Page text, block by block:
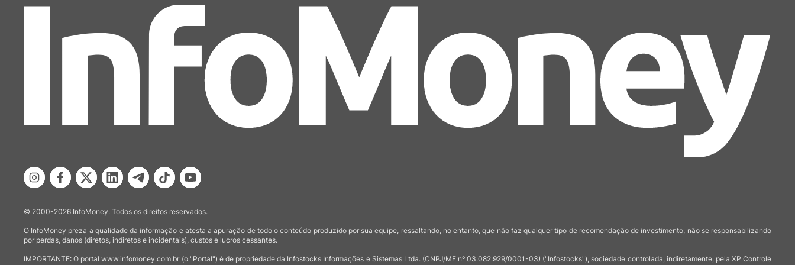
© 2000-2026 InfoMoney. Todos os direitos reservados.
O InfoMoney preza a qualidade da informação e atesta a apuração de todo o conteúdo produzido por sua equipe, ressaltando, no entanto, que não faz qualquer tipo de recomendação de investimento, não se responsabilizando
por perdas, danos (diretos, indiretos e incidentais), custos e lucros cessantes.
IMPORTANTE: O portal www.infomoney.com.br (o "Portal") é de propriedade da Infostocks Informações e Sistemas Ltda. (CNPJ/MF nº 03.082.929/0001-03) ("Infostocks"), sociedade controlada, indiretamente, pela XP Controle